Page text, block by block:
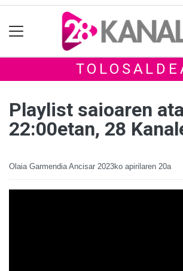
Playlist saioaren
22:00etan, 28
Olaia Garmendia Ancisar 2023ko apirilaren 20a